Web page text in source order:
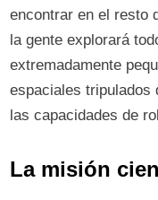
encontrar en el resto
la gente explorará
extremadamente
espaciales tripulados
las capacidades de
La misión